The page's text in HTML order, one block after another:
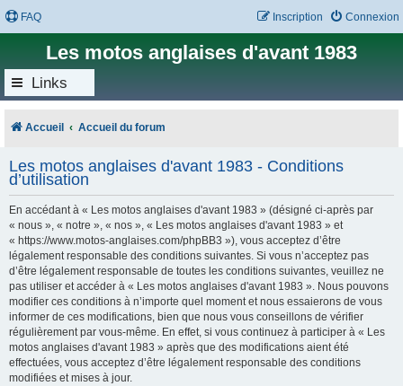
FAQ Connexion
Inscription
Les motos anglaises d'avant 1983
Links
Accueil Accueil du forum
Les motos anglaises d'avant 1983 - Conditions
d’utilisation
En accédant à « Les motos anglaises d'avant 1983 » (désigné ci-après par
« nous », « notre », « nos », « Les motos anglaises d'avant 1983 » et
« https://www.motos-anglaises.com/phpBB3 »), vous acceptez d’être
légalement responsable des conditions suivantes. Si vous n’acceptez pas
d’être légalement responsable de toutes les conditions suivantes, veuillez ne
pas utiliser et accéder à « Les motos anglaises d'avant 1983 ». Nous pouvons
modifier ces conditions à n’importe quel moment et nous essaierons de vous
informer de ces modifications, bien que nous vous conseillons de vérifier
régulièrement par vous-même. En effet, si vous continuez à participer à « Les
motos anglaises d'avant 1983 » après que des modifications aient été
effectuées, vous acceptez d’être légalement responsable des conditions
modifiées et mises à jour.